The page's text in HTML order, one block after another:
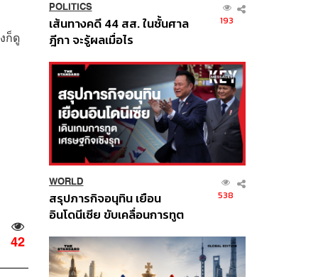
ก็ดู
42
POLITICS
เส้นทางคดี 44 สส. ในชั้นศาล
ฎีกา จะรู้ผลเมื่อไร
193
WORLD
สรุปภารกิจอนุทิน เยือน
อินโดนีเซีย ขับเคลื่อนการทูต
ส่วนยุทธศาสตร์ไทย –
อินโดนีเซีย
538